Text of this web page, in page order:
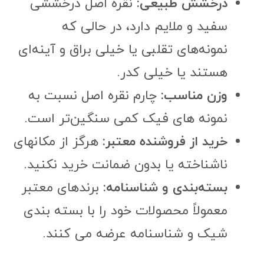
درخشش طبیعی: نقره اصل درخششی
سفید و ملایم دارد، در حالی که
نمونه‌های تقلبی یا خیلی براق و آینه‌ای
هستند یا خیلی کدر.
وزن مناسب: چارم نقره اصل نسبت به
نمونه های فیک کمی سنگین‌تر است.
خرید از فروشنده معتبر: هرگز از مکانهای
ناشناخته یا بدون ضمانت خرید نکنید.
بسته‌بندی و شناسنامه: برندهای معتبر
معمولاً محصولات خود را با بسته بندی
شیک و شناسنامه عرضه می کنند.